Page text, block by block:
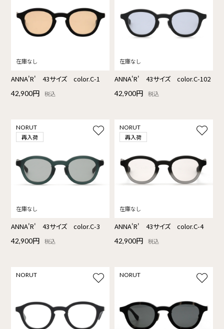
ANNA'R' 43サイズ color.C-1
42,900円 税込
ANNA'R' 43サイズ color.C-102
42,900円 税込
NORUT
再入荷
ANNA'R' 43サイズ color.C-3
42,900円 税込
NORUT
再入荷
ANNA'R' 43サイズ color.C-4
42,900円 税込
NORUT NORUT